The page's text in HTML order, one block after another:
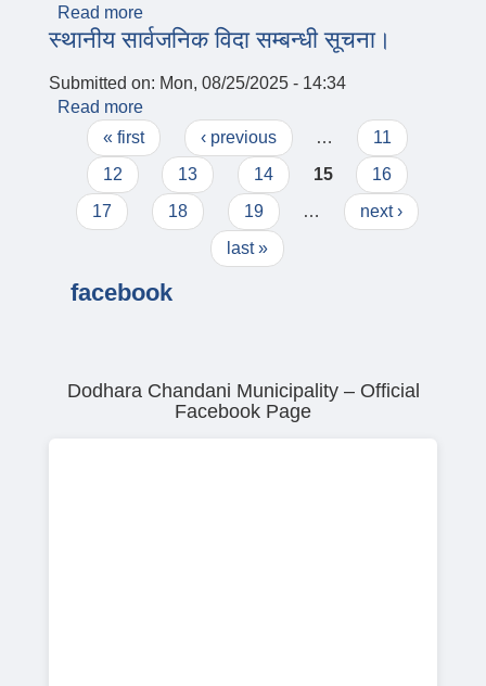
Read more
स्थानीय सार्वजनिक विदा सम्बन्धी सूचना।
Submitted on: Mon, 08/25/2025 - 14:34
Read more
Pages
« first ‹ previous …
11
12
13 14 15
16
17
18 19 …
next ›
last »
facebook
Dodhara Chandani Municipality – Official
Facebook Page